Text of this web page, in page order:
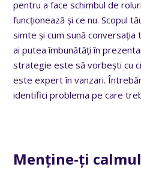
pentru a face schimbul de
funcționează și ce nu. Scopul
simte și cum sună conversația
ai putea îmbunătăți în
strategie este să vorbești cu
este expert în vanzari.
identifici problema pe care
Menține-ți calmul